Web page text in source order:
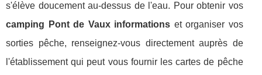
s'élève doucement au-dessus de l'eau. Pour obtenir vos
camping Pont de Vaux informations et organiser vos
sorties pêche, renseignez-vous directement auprès de
l'établissement qui peut vous fournir les cartes de pêche